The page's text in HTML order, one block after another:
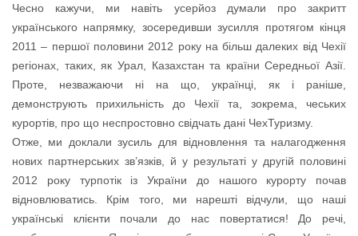
Чесно кажучи, ми навіть усерйоз думали про закритт
українського напрямку, зосередивши зусилля протягом кінця
2011 – першої половини 2012 року на більш далеких від Чехії
регіонах, таких, як Урал, Казахстан та країни Середньої Азії.
Проте, незважаючи ні на що, українці, як і раніше,
демонструють прихильність до Чехії та, зокрема, чеських
курортів, про що неспростовно свідчать дані ЧехТуризму.
Отже, ми доклали зусиль для відновлення та налагодження
нових партнерських зв’язків, й у результаті у другій половині
2012 року турпотік із України до нашого курорту почав
відновлюватись. Крім того, ми нарешті відчули, що наші
українські клієнти почали до нас повертатися! До речі,